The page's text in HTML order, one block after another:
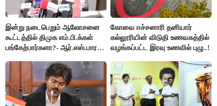
இன்று நடைபெறும் ஆலோசனை
கூட்டத்தில் திமுக எம்.பி.க்கள்
பங்கேற்பார்களா?- ஆர்.எஸ்.பாரதி
கோவை ஈச்சனாரி தனியார்
கல்லூரியின் விடுதி உணவகத்தில்
வழங்கப்பட்ட இரவு உணவில் புழு..!